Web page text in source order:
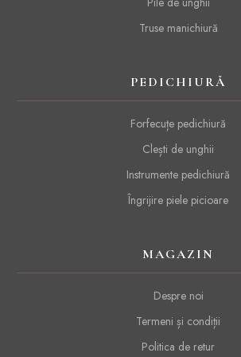
Truse manichiură
PEDICHIURĂ
Forfecuțe pedichiură
Clești de unghii
Instrumente pedichiură
Îngrijire piele picioare
MAGAZIN
Despre noi
Termeni și condiții
Politica de retur